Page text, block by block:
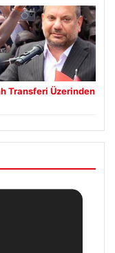
Transferi Üzerinden